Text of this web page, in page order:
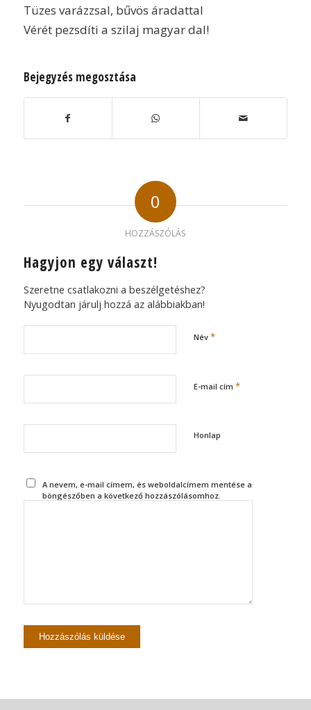
Tüzes varázzsal, bűvös áradattal
Vérét pezsdíti a szilaj magyar dal!
Bejegyzés megosztása
0
HOZZÁSZÓLÁS
Hagyjon egy választ!
Szeretne csatlakozni a beszélgetéshez?
Nyugodtan járulj hozzá az alábbiakban!
Név *
E-mail cím *
Honlap
A nevem, e-mail címem, és weboldalcímem mentése a
böngészőben a következő hozzászólásomhoz.